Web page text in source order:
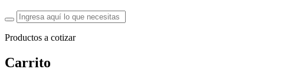
Productos a cotizar
Carrito